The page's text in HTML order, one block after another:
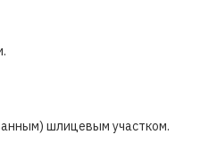
шлицевым участком.